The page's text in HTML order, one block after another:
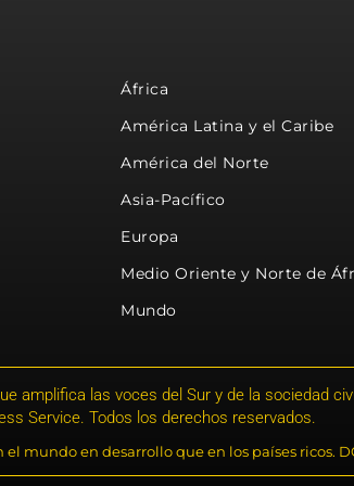
África
América Latina y el Caribe
América del Norte
Asia-Pacífico
Europa
Medio Oriente y Norte de
Mundo
amplifica las voces del Sur y de la sociedad
Service. Todos los derechos reservados.
mundo en desarrollo que en los países ricos.